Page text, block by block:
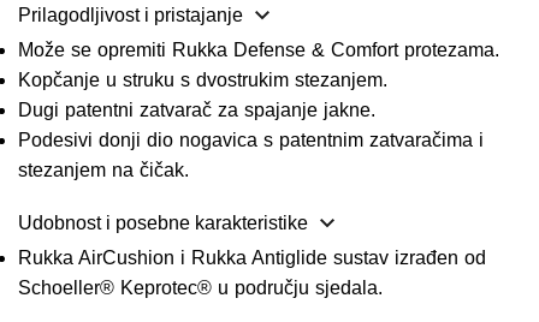
Prilagodljivost i pristajanje
Može se opremiti Rukka Defense & Comfort protezama.
Kopčanje u struku s dvostrukim stezanjem.
Dugi patentni zatvarač za spajanje jakne.
Podesivi donji dio nogavica s patentnim zatvaračima i
stezanjem na čičak.
Udobnost i posebne karakteristike
Rukka AirCushion i Rukka Antiglide sustav izrađen od
Schoeller® Keprotec® u području sjedala.